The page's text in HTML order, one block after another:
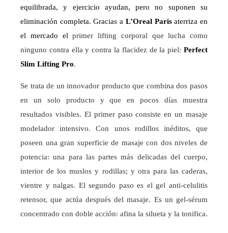
equilibrada, y ejercicio ayudan, pero no suponen su
eliminación completa. Gracias a L’Oreal Parisaterriza en
el mercado elprimer lifting corporal que lucha como
ninguno contra ella y contra la flacidez de la piel: Perfect
Slim Lifting Pro.
Se trata de un innovador producto que combina dos pasos
en un solo producto y que en pocos días muestra
resultados visibles. El primer paso consiste en un masaje
modelador intensivo. Con unos rodillos inéditos, que
poseen una gran superficie de masaje con dos niveles de
potencia: una para las partes más delicadas del cuerpo,
interior de los muslos y rodillas; y otra para las caderas,
vientre y nalgas. El segundo paso es el gel anti-celulitis
retensor, que actúa después del masaje. Es un gel-sérum
concentrado con doble acción: afina la silueta y la tonifica.